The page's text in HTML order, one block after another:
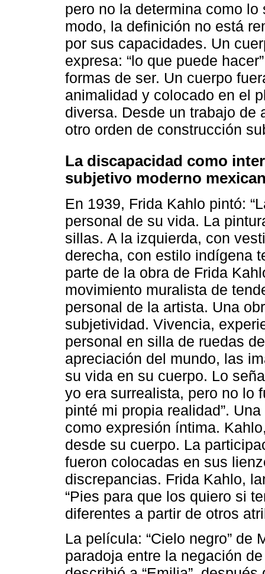
pero no la determina como
modo, la definición no está
por sus capacidades. Un
expresa: “lo que puede
formas de ser. Un cuerpo
animalidad y colocado en el
diversa. Desde un trabajo de
otro orden de construcción
La discapacidad como
subjetivo moderno
En 1939, Frida Kahlo pintó:
personal de su vida. La
sillas. A la izquierda, con
derecha, con estilo indígena
parte de la obra de Frida
movimiento muralista de
personal de la artista. Una
subjetividad. Vivencia,
personal en silla de ruedas
apreciación del mundo, las
su vida en su cuerpo. Lo
yo era surrealista, pero no lo
pinté mi propia realidad”.
como expresión íntima.
desde su cuerpo. La
fueron colocadas en sus
discrepancias. Frida Kahlo,
“Pies para que los quiero si
diferentes a partir de otros
La película: “Cielo negro” de
paradoja entre la negación